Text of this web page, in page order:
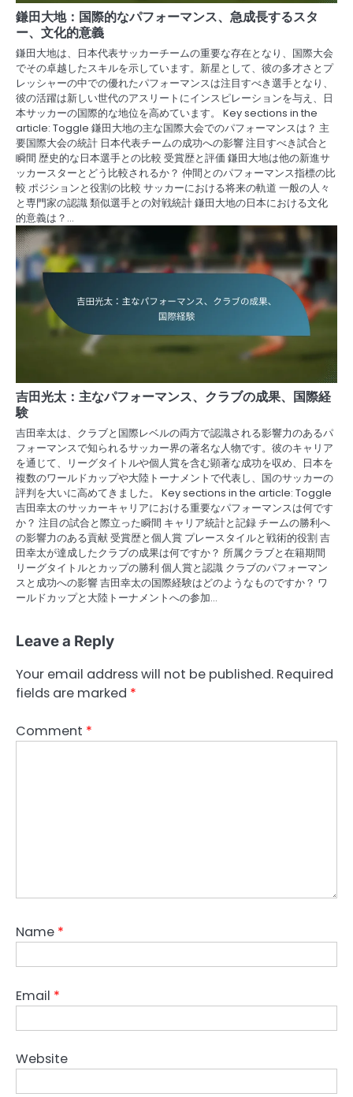
鎌田大地：国際的なパフォーマンス、急成長するスタ
ー、文化的意義
鎌田大地は、日本代表サッカーチームの重要な存在となり、国際大会
でその卓越したスキルを示しています。新星として、彼の多才さとプ
レッシャーの中での優れたパフォーマンスは注目すべき選手となり、
彼の活躍は新しい世代のアスリートにインスピレーションを与え、日
本サッカーの国際的な地位を高めています。 Key sections in the
article: Toggle 鎌田大地の主な国際大会でのパフォーマンスは？ 主
要国際大会の統計 日本代表チームの成功への影響 注目すべき試合と
瞬間 歴史的な日本選手との比較 受賞歴と評価 鎌田大地は他の新進サ
ッカースターとどう比較されるか？ 仲間とのパフォーマンス指標の比
較 ポジションと役割の比較 サッカーにおける将来の軌道 一般の人々
と専門家の認識 類似選手との対戦統計 鎌田大地の日本における文化
的意義は？…
吉田光太：主なパフォーマンス、クラブの成果、国際経
験
吉田幸太は、クラブと国際レベルの両方で認識される影響力のあるパ
フォーマンスで知られるサッカー界の著名な人物です。彼のキャリア
を通じて、リーグタイトルや個人賞を含む顕著な成功を収め、日本を
複数のワールドカップや大陸トーナメントで代表し、国のサッカーの
評判を大いに高めてきました。 Key sections in the article: Toggle
吉田幸太のサッカーキャリアにおける重要なパフォーマンスは何です
か？ 注目の試合と際立った瞬間 キャリア統計と記録 チームの勝利へ
の影響力のある貢献 受賞歴と個人賞 プレースタイルと戦術的役割 吉
田幸太が達成したクラブの成果は何ですか？ 所属クラブと在籍期間
リーグタイトルとカップの勝利 個人賞と認識 クラブのパフォーマン
スと成功への影響 吉田幸太の国際経験はどのようなものですか？ ワ
ールドカップと大陸トーナメントへの参加…
Leave a Reply
Your email address will not be published. Required
fields are marked *
Comment *
Name *
Email *
Website